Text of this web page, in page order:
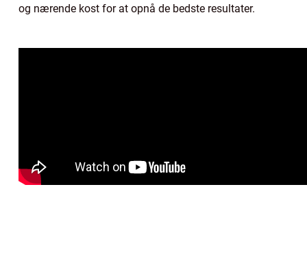
og nærende kost for at opnå de bedste resultater.